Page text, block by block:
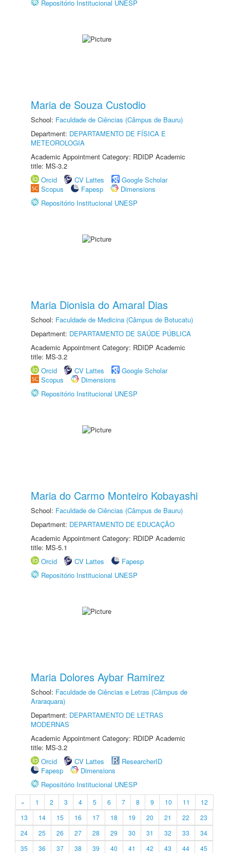
Repositório Institucional UNESP
Maria de Souza Custodio
School: Faculdade de Ciências (Câmpus de Bauru)
Department: DEPARTAMENTO DE FÍSICA E
METEOROLOGIA
Academic Appointment Category: RDIDP Academic
title: MS-3.2
Orcid
CV Lattes
Google Scholar
Scopus
Fapesp
Dimensions
Repositório Institucional UNESP
Maria Dionisia do Amaral Dias
School: Faculdade de Medicina (Câmpus de Botucatu)
Department: DEPARTAMENTO DE SAÚDE PÚBLICA
Academic Appointment Category: RDIDP Academic
title: MS-3.2
Orcid
CV Lattes
Google Scholar
Scopus
Dimensions
Repositório Institucional UNESP
Maria do Carmo Monteiro Kobayashi
School: Faculdade de Ciências (Câmpus de Bauru)
Department: DEPARTAMENTO DE EDUCAÇÃO
Academic Appointment Category: RDIDP Academic
title: MS-5.1
Orcid
CV Lattes
Fapesp
Repositório Institucional UNESP
Maria Dolores Aybar Ramirez
School: Faculdade de Ciências e Letras (Câmpus de
Araraquara)
Department: DEPARTAMENTO DE LETRAS
MODERNAS
Academic Appointment Category: RDIDP Academic
title: MS-3.2
Orcid
CV Lattes
ResearcherID
Fapesp
Dimensions
Repositório Institucional UNESP
« 1 2 3 4 5 6 7 8 9 10 11
12
13
14 15 16 17 18 19 20 21 22
23
24
25 26 27 28 29 30 31 32 33
34
35
36 37 38 39 40 41 42 43 44
45